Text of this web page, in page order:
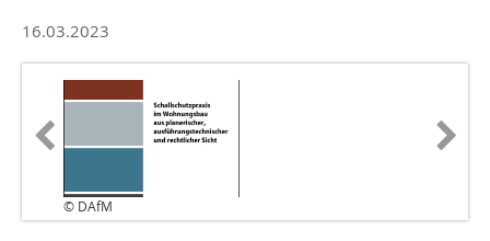
16.03.2023
© DAfM